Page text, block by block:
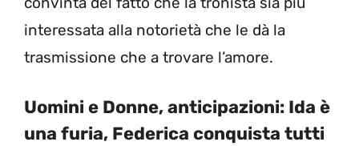
interessata alla notorietà che le dà la
trasmissione che a trovare l’amore.
Uomini e Donne, anticipazioni: Ida è
una furia, Federica conquista tutti